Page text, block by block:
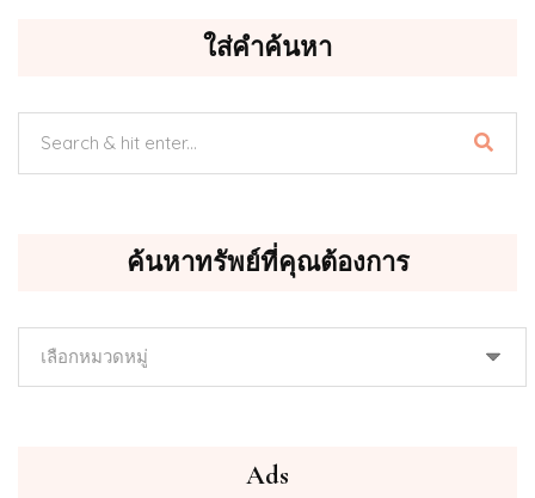
ใส่คำค้นหา
ค้นหาทรัพย์ที่คุณต้องการ
Ads